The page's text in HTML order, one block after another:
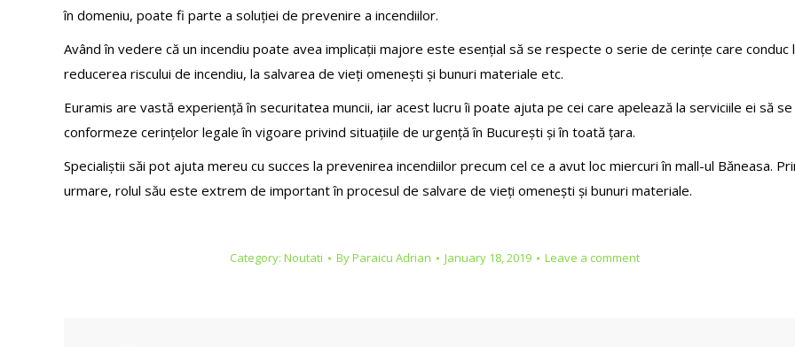
în domeniu, poate fi parte a soluției de prevenire a incendiilor.
Având în vedere că un incendiu poate avea implicații majore este esențial să se respecte o serie de cerințe care conduc
reducerea riscului de incendiu, la salvarea de vieți omenești și bunuri materiale etc.
Euramis are vastă experiență în securitatea muncii, iar acest lucru îi poate ajuta pe cei care apelează la serviciile ei să se
conformeze cerințelor legale în vigoare privind situațiile de urgență în București și în toată țara.
Specialiștii săi pot ajuta mereu cu succes la prevenirea incendiilor precum cel ce a avut loc miercuri în mall-ul Băneasa.
urmare, rolul său este extrem de important în procesul de salvare de vieți omenești și bunuri materiale.
Category: Noutati ByParaicu Adrian January 18, 2019 Leave a comment